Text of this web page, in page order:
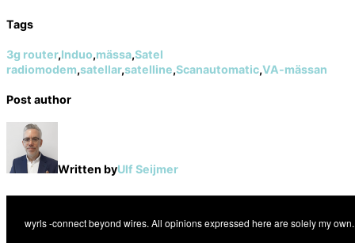
Tags
3g router,Induo,mässa,Satel
radiomodem,satellar,satelline,Scanautomatic,VA-mässan
Post author
Written byUlf Seijmer